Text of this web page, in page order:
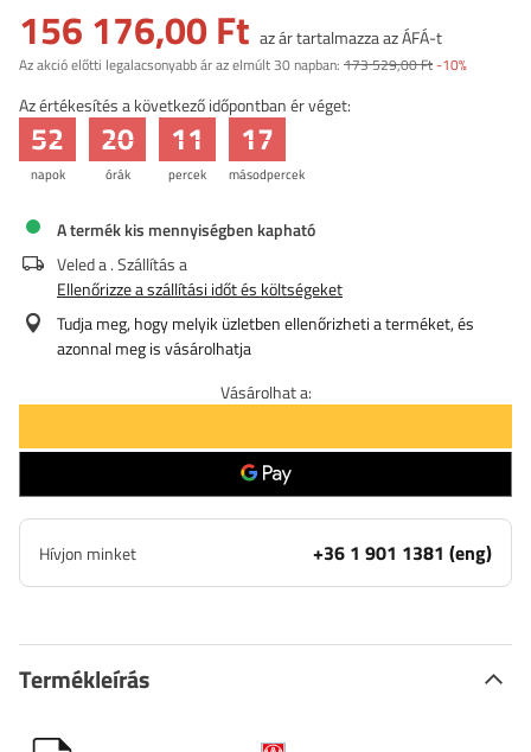
156 176,00 Ft az ár tartalmazza az ÁFÁ-t
Az akció előtti legalacsonyabb ár az elmúlt 30 napban: 173 529,00 Ft-10%
Az értékesítés a következő időpontban ér véget:
napok
52
órák
20
percek
11
másodpercek
16
A termék kis mennyiségben kapható
Veled a. Szállítás a
Ellenőrizze a szállítási időt és költségeket
Tudja meg, hogy melyik üzletben ellenőrizheti a terméket, és
azonnal meg is vásárolhatja
Vásárolhat a:
Hívjon minket +36 1 901 1381 (eng)
Termékleírás